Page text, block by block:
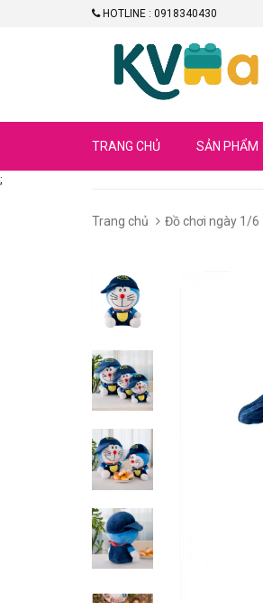
HOTLINE : 0918340430
TRANG CHỦ SẢN PHẨM
;
Trang chủ Đồ chơi ngày 1/6